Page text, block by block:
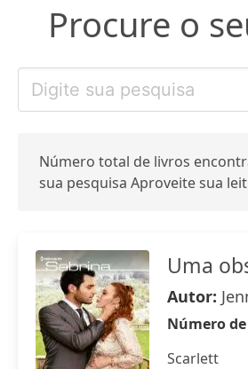
Procure o
Número total de livros
sua pesquisa Aproveite sua
Uma
Autor:
Número
Scarlett